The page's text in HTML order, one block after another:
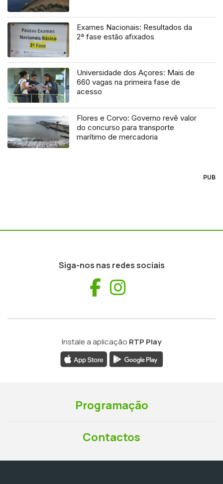
Exames Nacionais: Resultados da
2ª fase estão afixados
Universidade dos Açores: Mais de
660 vagas na primeira fase de
acesso
Flores e Corvo: Governo revê valor
do concurso para transporte
marítimo de mercadoria
PUB
Siga-nos nas redes sociais
Facebook
Instale a aplicação RTP Play
Programação
Contactos